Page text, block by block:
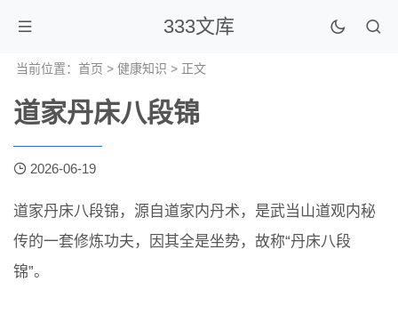
333文库
当前位置： 首页 > 健康知识 > 正文
道家丹床八段锦
2026-06-19
道家丹床八段锦，源自道家内丹术，是武当山道观内秘
传的一套修炼功夫，因其全是坐势，故称“丹床八段
锦”。